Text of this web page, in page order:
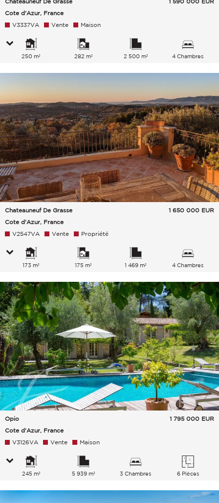
Chateauneuf De Grasse
Cote d'Azur, France
1 590 000 EUR
V3337VA Vente Maison
250 m² 282 m² 2 500 m² 4 Chambres
Chateauneuf De Grasse
Cote d'Azur, France
1 650 000 EUR
V2547VA Vente Propriété
173 m² 175 m² 1 469 m² 4 Chambres
Opio
Cote d'Azur, France
1 795 000 EUR
V3126VA Vente Maison
245 m² 5 939 m² 3 Chambres 6 Pièces